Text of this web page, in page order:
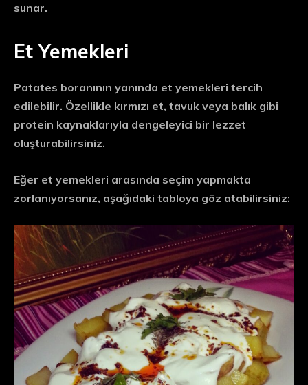
sunar.
Et Yemekleri
Patates boranının yanında et yemekleri tercih
edilebilir. Özellikle kırmızı et, tavuk veya balık gibi
protein kaynaklarıyla dengeleyici bir lezzet
oluşturabilirsiniz.
Eğer et yemekleri arasında seçim yapmakta
zorlanıyorsanız, aşağıdaki tabloya göz atabilirsiniz: